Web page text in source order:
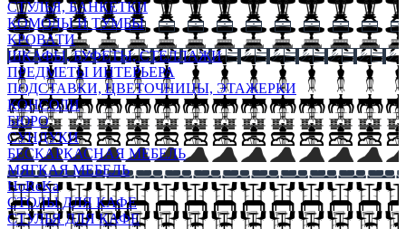
СТУЛЬЯ, БАНКЕТКИ
КОМОДЫ И ТУМБЫ
КРОВАТИ
ШКАФЫ, БУФЕТЫ, СТЕЛЛАЖИ
ПРЕДМЕТЫ ИНТЕРЬЕРА
ПОДСТАВКИ, ЦВЕТОЧНИЦЫ, ЭТАЖЕРКИ
КОНСОЛИ
БЮРО
СУНДУКИ
БЕСКАРКАСНАЯ МЕБЕЛЬ
МЯГКАЯ МЕБЕЛЬ
HoReKa
СТОЛЫ ДЛЯ КАФЕ
СТУЛЬЯ ДЛЯ КАФЕ